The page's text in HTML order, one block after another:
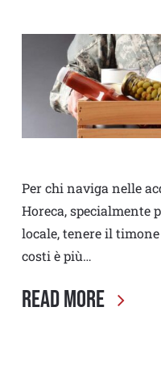
Per chi naviga nelle
Horeca, specialmente
locale, tenere il
costi è più…
Read More